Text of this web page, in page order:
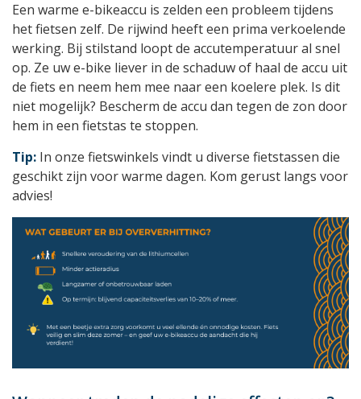
Een warme e-bikeaccu is zelden een probleem tijdens
het fietsen zelf. De rijwind heeft een prima verkoelende
werking. Bij stilstand loopt de accutemperatuur al snel
op. Ze uw e-bike liever in de schaduw of haal de accu uit
de fiets en neem hem mee naar een koelere plek. Is dit
niet mogelijk? Bescherm de accu dan tegen de zon door
hem in een fietstas te stoppen.
Tip: In onze fietswinkels vindt u diverse fietstassen die
geschikt zijn voor warme dagen. Kom gerust langs voor
advies!